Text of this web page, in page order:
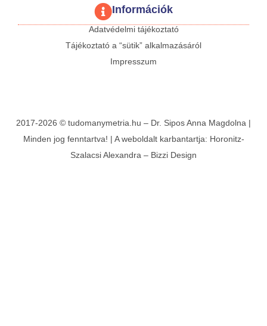
Információk
Adatvédelmi tájékoztató
Tájékoztató a “sütik” alkalmazásáról
Impresszum
2017-2026 © tudomanymetria.hu – Dr. Sipos Anna Magdolna |
Minden jog fenntartva! | A weboldalt karbantartja: Horonitz-
Szalacsi Alexandra – Bizzi Design